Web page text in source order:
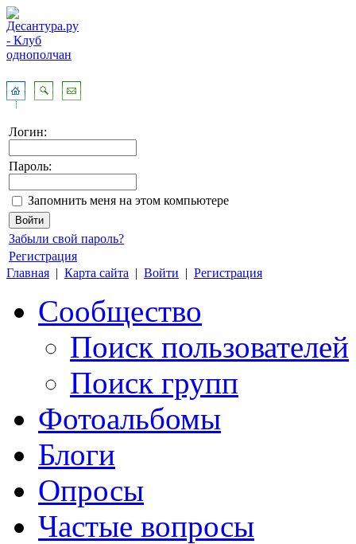
Логин:
Пароль:
Запомнить меня на этом компьютере
Забыли свой пароль?
Регистрация
Главная | Карта сайта | Войти | Регистрация
Сообщество
Поиск пользователей
Поиск групп
Фотоальбомы
Блоги
Опросы
Частые вопросы